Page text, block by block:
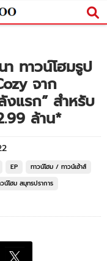
า ทาวน์โฮมรูป
จาก
แรก” สำหรับ
ล้าน*
EP
ทาวน์โฮม / ทาวน์เฮ้าส์
น์โฮม สมุทรปราการ